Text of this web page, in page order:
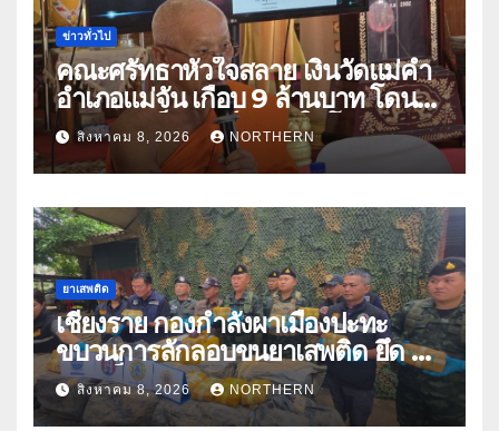
ข่าวทั่วไป
คณะศรัทธาหัวใจสลาย เงินวัดแม่คำ
อำเภอแม่จัน เกือบ 9 ล้านบาท โดน
แก๊งคอลเซ็นเตอร์หลอกให้โอนข้าม
ปีกว่า 66 บัญชี
สิงหาคม 8, 2026 NORTHERN
ยาเสพติด
เชียงราย กองกำลังผาเมืองปะทะ
ขบวนการลักลอบขนยาเสพติด ยึด 2
ล้านเม็ด
สิงหาคม 8, 2026 NORTHERN